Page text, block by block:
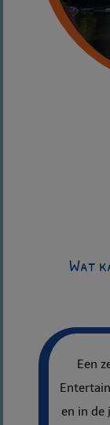
Wat
Een
en in de